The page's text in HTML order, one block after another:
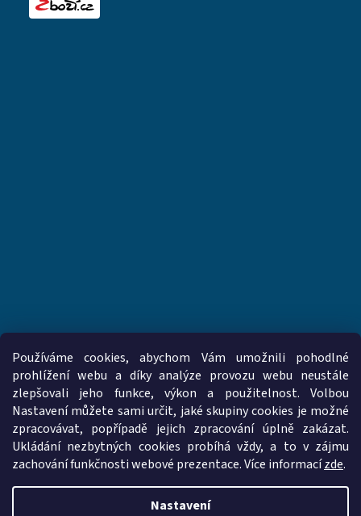
Používáme cookies, abychom Vám umožnili pohodlné
prohlížení webu a díky analýze provozu webu neustále
zlepšovali jeho funkce, výkon a použitelnost. Volbou
Nastavení můžete sami určit, jaké skupiny cookies je možné
zpracovávat, popřípadě jejich zpracování úplně zakázat.
Ukládání nezbytných cookies probíhá vždy, a to v zájmu
zachování funkčnosti webové prezentace. Více informacízde.
Nastavení
www.vzduchotechnika-ventilatory.cz www.palmat.cz
Vytvořil Shoptet